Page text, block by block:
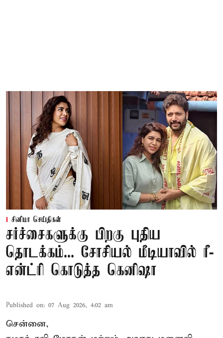
சினிமா செய்திகள்
சர்ச்சைகளுக்கு பிறகு புதிய
தொடக்கம்... சோசியல் மீடியாவில் ரீ-
என்ட்ரி கொடுத்த கெனிஷா
Published on: 07 Aug 2026, 4:02 am
சென்னை,